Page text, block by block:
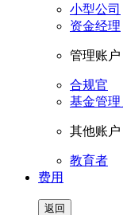
小型公司
资金经理
管理账户
合规官
基金管理
其他账户
教育者
费用
返回